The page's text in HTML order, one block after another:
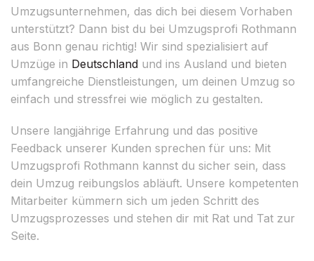
Umzugsunternehmen, das dich bei diesem Vorhaben
unterstützt? Dann bist du bei Umzugsprofi Rothmann
aus Bonn genau richtig! Wir sind spezialisiert auf
Umzüge in Deutschland und ins Ausland und bieten
umfangreiche Dienstleistungen, um deinen Umzug so
einfach und stressfrei wie möglich zu gestalten.
Unsere langjährige Erfahrung und das positive
Feedback unserer Kunden sprechen für uns: Mit
Umzugsprofi Rothmann kannst du sicher sein, dass
dein Umzug reibungslos abläuft. Unsere kompetenten
Mitarbeiter kümmern sich um jeden Schritt des
Umzugsprozesses und stehen dir mit Rat und Tat zur
Seite.